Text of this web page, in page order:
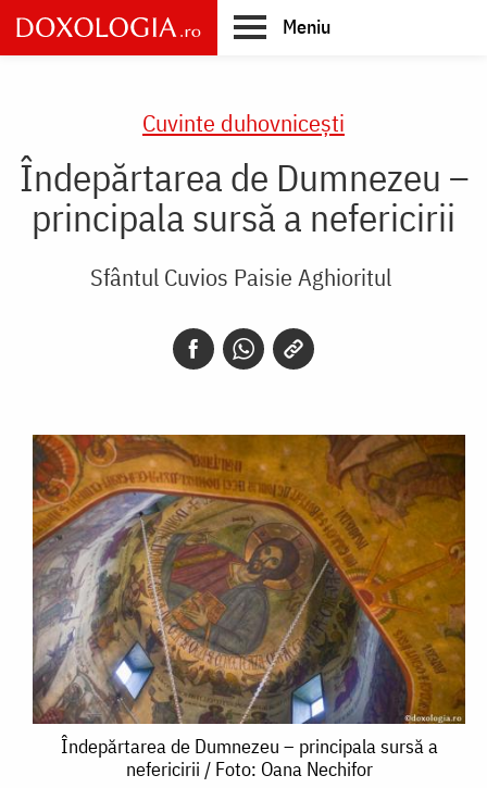
Skip
to
main
Meniu
Cuvinte duhovnicești
Îndepărtarea de Dumnezeu –
principala sursă a nefericirii
Sfântul Cuvios Paisie Aghioritul
Îndepărtarea
Îndepărtarea de Dumnezeu – principala sursă a
nefericirii / Foto: Oana Nechifor